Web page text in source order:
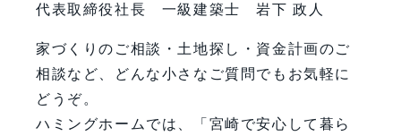
代表取締役社長 一級建築士 岩下 政人
家づくりのご相談・土地探し・資金計画のご
相談など、どんな小さなご質問でもお気軽に
どうぞ。
ハミングホームでは、「宮崎で安心して暮ら